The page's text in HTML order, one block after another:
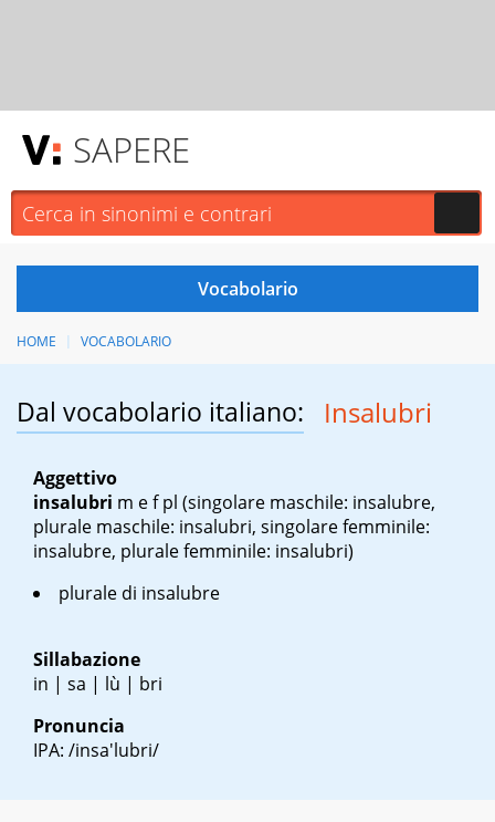
SAPERE
HOME VOCABOLARIO
Dal vocabolario italiano: Insalubri
Aggettivo
insalubri m e f pl (singolare maschile: insalubre,
plurale maschile: insalubri, singolare femminile:
insalubre, plurale femminile: insalubri)
plurale di insalubre
Sillabazione
in | sa | lù | bri
Pronuncia
IPA: /insa'lubri/